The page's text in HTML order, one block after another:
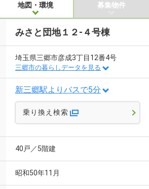
地図・環境 募集物件
みさと団地１２-４号棟
埼玉県三郷市彦成3丁目12番4号
三郷市の暮らしデータを見る
新三郷駅よりバスで5分
乗り換え検索
40戸／5階建
昭和50年11月